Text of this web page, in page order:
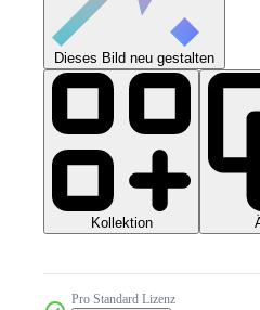
Dieses Bild neu gestalten
Kollektion
Pro Standard Lizenz